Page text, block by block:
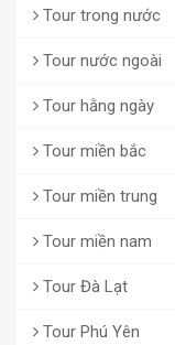
Tour trong nước
Tour nước ngoài
Tour hằng ngày
Tour miền bắc
Tour miền trung
Tour miền nam
Tour Đà Lạt
Tour Phú Yên